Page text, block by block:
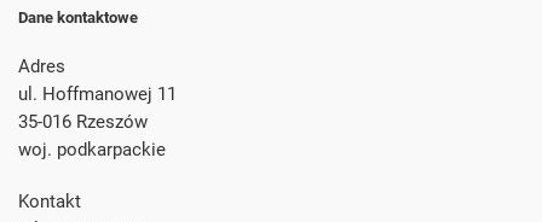
Dane kontaktowe
Adres
ul. Hoffmanowej 11
35-016 Rzeszów
woj. podkarpackie
Kontakt